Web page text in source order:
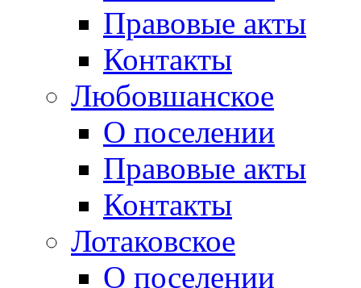
Правовые акты
Контакты
Любовшанское
О поселении
Правовые акты
Контакты
Лотаковское
О поселении